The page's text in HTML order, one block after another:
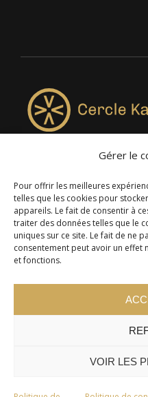
Gérer le
Pour offrir les meilleures
telles que les cookies pour
appareils. Le fait de consentir à
traiter des données telles que le
uniques sur ce site. Le fait de ne
consentement peut avoir un effet
et fonctions.
VOIR LES
4957, rue Lionel-Groulx,
Desmaures QC G3A 0M7
© 2024 Cercle Kaizen. Tous